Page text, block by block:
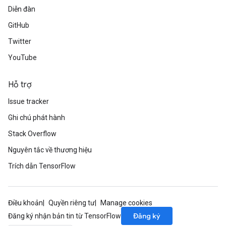
Diễn đàn
GitHub
Twitter
YouTube
Hỗ trợ
Issue tracker
Ghi chú phát hành
Stack Overflow
Nguyên tắc về thương hiệu
Trích dẫn TensorFlow
Điều khoản Quyền riêng tư
Manage cookies
Đăng ký nhận bản tin từ TensorFlow
Đăng ký